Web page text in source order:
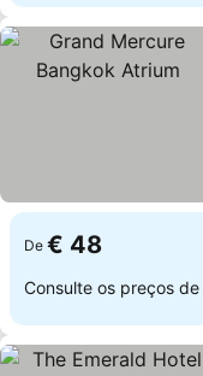
De € 48
Consulte os preços de